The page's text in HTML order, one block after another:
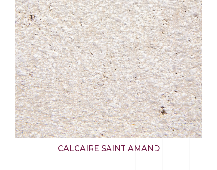
CALCAIRE SAINT AMAND